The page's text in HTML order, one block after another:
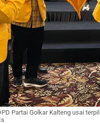
Partai Golkar Kalteng usai